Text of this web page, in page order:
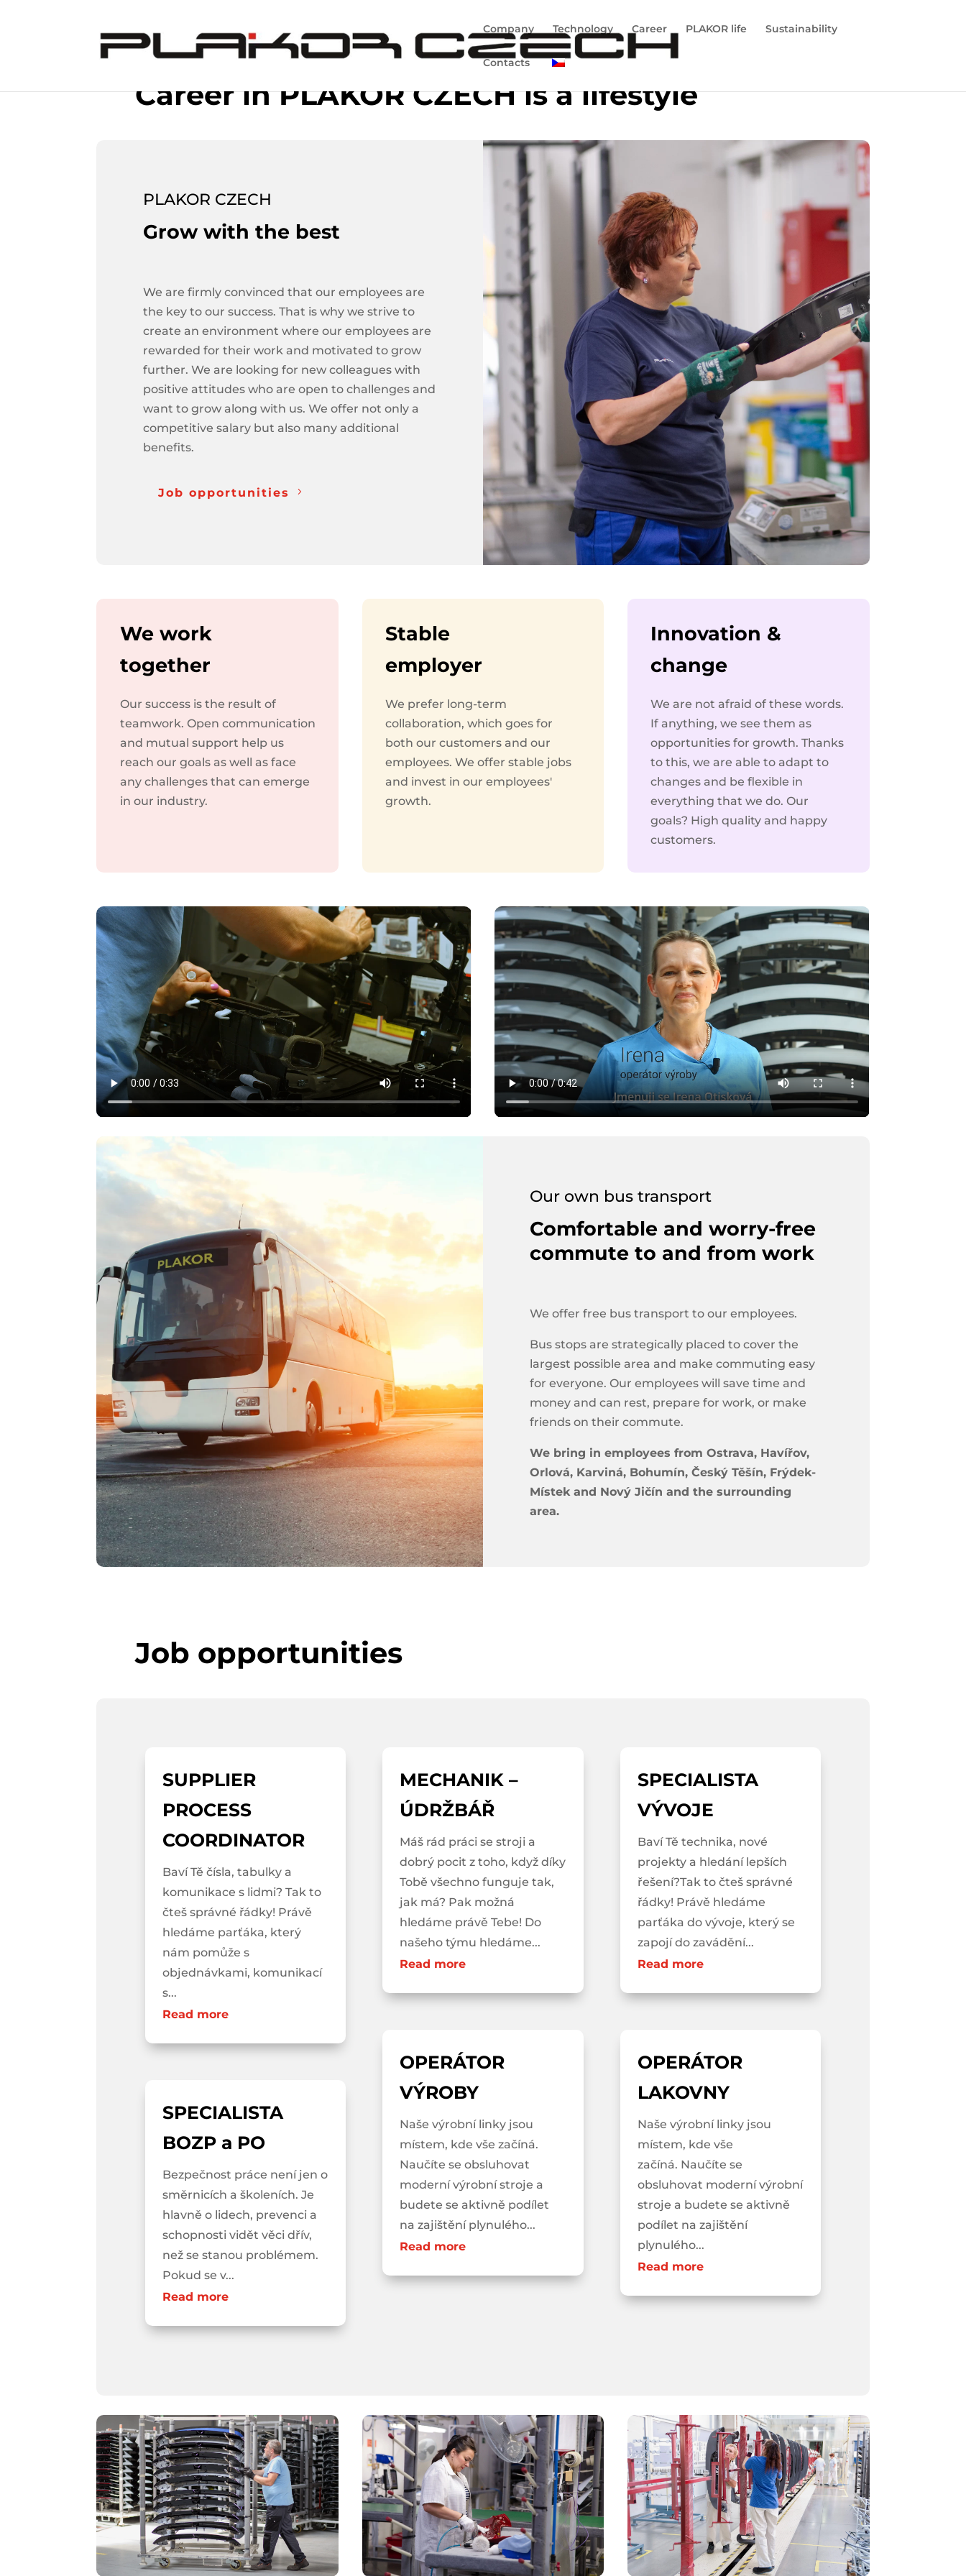
Company Technology Career PLAKOR life Sustainability
Contacts
Career in PLAKOR CZECH is a lifestyle
PLAKOR CZECH
Grow with the best
We are firmly convinced that our employees are
the key to our success. That is why we strive to
create an environment where our employees are
rewarded for their work and motivated to grow
further. We are looking for new colleagues with
positive attitudes who are open to challenges and
want to grow along with us. We offer not only a
competitive salary but also many additional
benefits.
Job opportunities
We work
together
Our success is the result of
teamwork. Open communication
and mutual support help us
reach our goals as well as face
any challenges that can emerge
in our industry.
Stable
employer
We prefer long-term
collaboration, which goes for
both our customers and our
employees. We offer stable jobs
and invest in our employees'
growth.
Innovation &
change
We are not afraid of these words.
If anything, we see them as
opportunities for growth. Thanks
to this, we are able to adapt to
changes and be flexible in
everything that we do. Our
goals? High quality and happy
customers.
Our own bus transport
Comfortable and worry-free
commute to and from work
We offer free bus transport to our employees.
Bus stops are strategically placed to cover the
largest possible area and make commuting easy
for everyone. Our employees will save time and
money and can rest, prepare for work, or make
friends on their commute.
We bring in employees from Ostrava, Havířov,
Orlová, Karviná, Bohumín, Český Těšín, Frýdek-
Místek and Nový Jičín and the surrounding
area.
Job opportunities
SUPPLIER
PROCESS
COORDINATOR
Baví Tě čísla, tabulky a
komunikace s lidmi? Tak to
čteš správné řádky! Právě
hledáme parťáka, který
nám pomůže s
objednávkami, komunikací
s...
Read more
SPECIALISTA
BOZP a PO
Bezpečnost práce není jen o
směrnicích a školeních. Je
hlavně o lidech, prevenci a
schopnosti vidět věci dřív,
než se stanou problémem.
Pokud se v...
Read more
MECHANIK –
ÚDRŽBÁŘ
Máš rád práci se stroji a
dobrý pocit z toho, když díky
Tobě všechno funguje tak,
jak má? Pak možná
hledáme právě Tebe! Do
našeho týmu hledáme...
Read more
OPERÁTOR
VÝROBY
Naše výrobní linky jsou
místem, kde vše začíná.
Naučíte se obsluhovat
moderní výrobní stroje a
budete se aktivně podílet
na zajištění plynulého...
Read more
SPECIALISTA
VÝVOJE
Baví Tě technika, nové
projekty a hledání lepších
řešení?Tak to čteš správné
řádky! Právě hledáme
parťáka do vývoje, který se
zapojí do zavádění...
Read more
OPERÁTOR
LAKOVNY
Naše výrobní linky jsou
místem, kde vše
začíná. Naučíte se
obsluhovat moderní výrobní
stroje a budete se aktivně
podílet na zajištění
plynulého...
Read more